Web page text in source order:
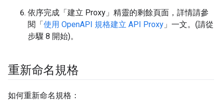
依序完成「建立 Proxy」精靈的剩餘頁面，詳情請參
閱「使用 OpenAPI 規格建立 API Proxy 」一文。(請從
步驟 8 開始)。
重新命名規格
如何重新命名規格：